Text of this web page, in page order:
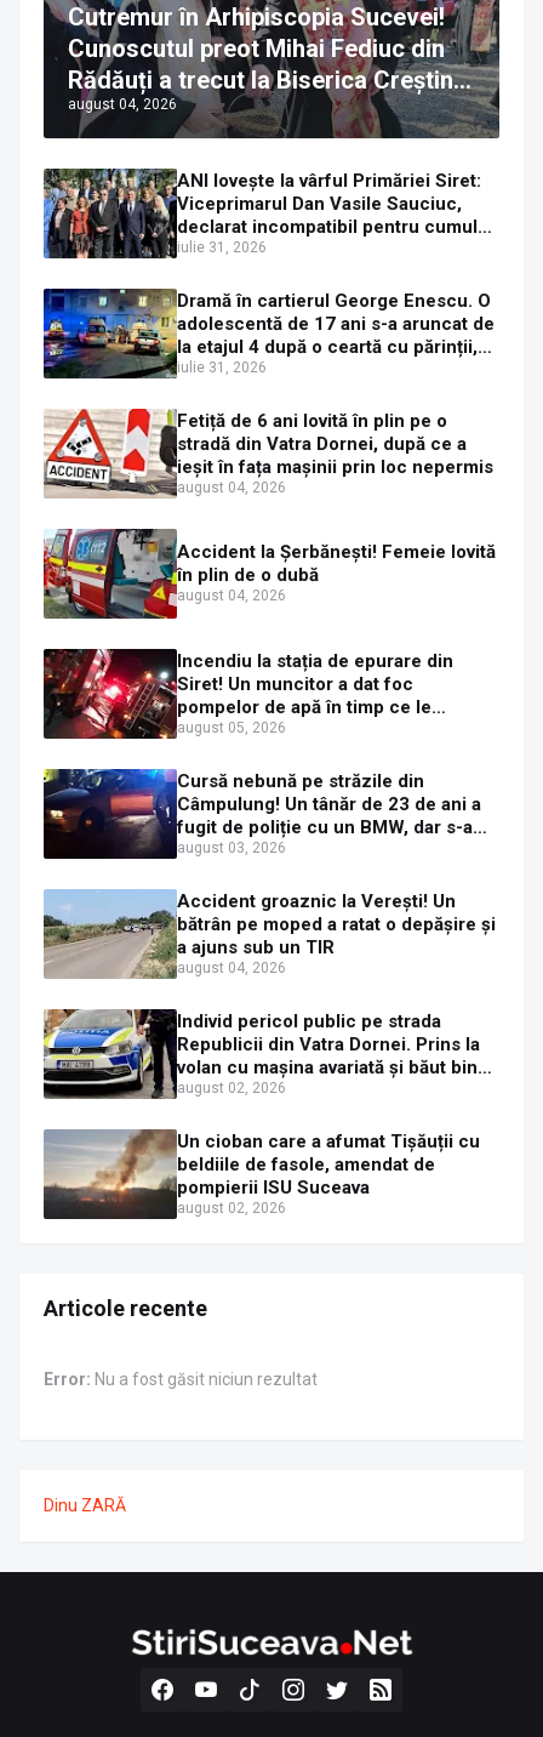
Cutremur în Arhipiscopia Sucevei!
Cunoscutul preot Mihai Fediuc din
Rădăuți a trecut la Biserica Creștină
Ortodoxă Valahă. ÎPS Calinic anunță
că îi pregătește judecata canonică
august 04, 2026
ANI lovește la vârful Primăriei Siret:
Viceprimarul Dan Vasile Sauciuc,
declarat incompatibil pentru cumul
de funcții
iulie 31, 2026
Dramă în cartierul George Enescu. O
adolescentă de 17 ani s-a aruncat de
la etajul 4 după o ceartă cu părinții,
pe fondul consumului de alcool în
iulie 31, 2026
Fetiță de 6 ani lovită în plin pe o
stradă din Vatra Dornei, după ce a
ieșit în fața mașinii prin loc nepermis
august 04, 2026
Accident la Șerbănești! Femeie lovită
în plin de o dubă
august 04, 2026
Incendiu la stația de epurare din
Siret! Un muncitor a dat foc
pompelor de apă în timp ce le
alimenta cu combustibil
august 05, 2026
Cursă nebună pe străzile din
Câmpulung! Un tânăr de 23 de ani a
fugit de poliție cu un BMW, dar s-a
oprit într-un gard de pe strada
august 03, 2026
Accident groaznic la Verești! Un
bătrân pe moped a ratat o depășire și
a ajuns sub un TIR
august 04, 2026
Individ pericol public pe strada
Republicii din Vatra Dornei. Prins la
volan cu mașina avariată și băut bine,
în plină zi
august 02, 2026
Un cioban care a afumat Tișăuții cu
beldiile de fasole, amendat de
pompierii ISU Suceava
august 02, 2026
Articole recente
Error: Nu a fost găsit niciun rezultat
Dinu ZARĂ